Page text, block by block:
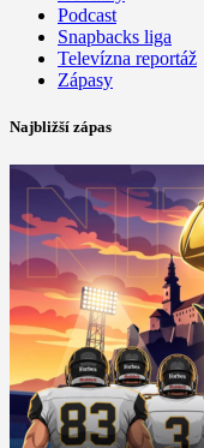
Podcast
Snapbacks liga
Televízna reportáž
Zápasy
Najbližší zápas